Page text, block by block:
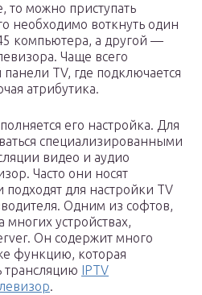
то можно приступать
необходимо воткнуть один
компьютера, а другой —
Чаще всего
TV, где подключается
атрибутика.
его настройка. Для
специализированными
видео и аудио
Часто они носят
для настройки TV
Одним из софтов,
устройствах,
Он содержит много
функцию, которая
трансляцию IPTV
.